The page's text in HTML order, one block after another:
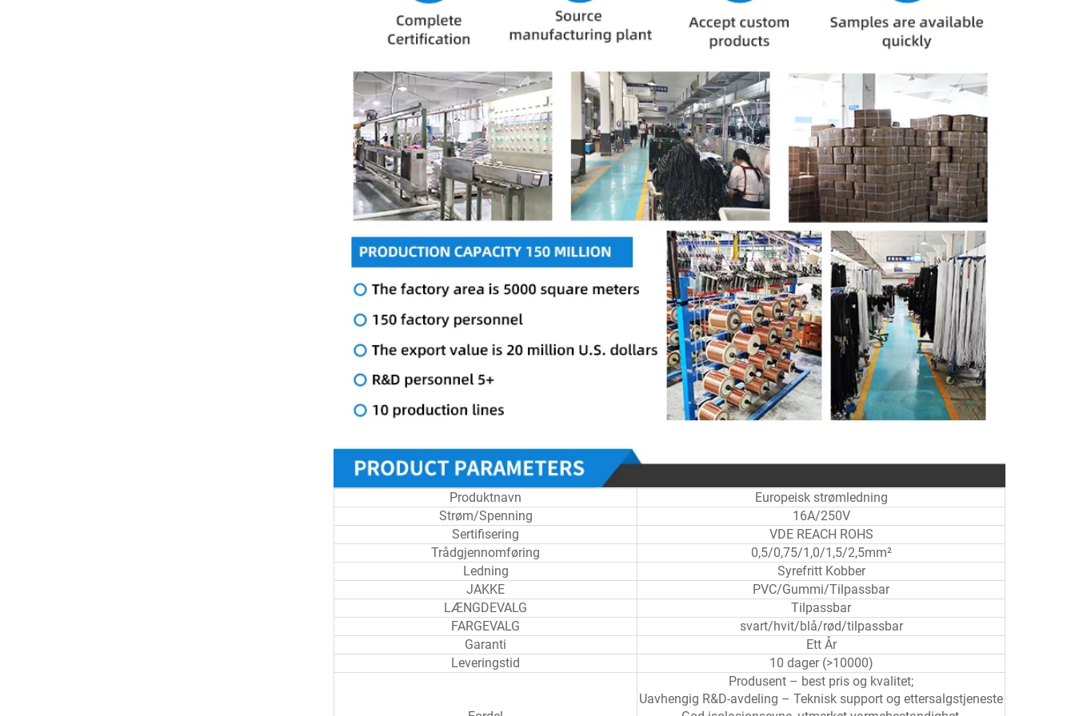
Produktnavn
Europeisk strømledning
Strøm/Spenning
16A/250V
Sertifisering
VDE REACH ROHS
Trådgjennomføring
0,5/0,75/1,0/1,5/2,5mm²
Ledning
Syrefritt Kobber
JAKKE
PVC/Gummi/Tilpassbar
LÆNGDEVALG
Tilpassbar
FARGEVALG
svart/hvit/blå/rød/tilpassbar
Garanti
Ett År
Leveringstid
10 dager (>10000)
Produsent – best pris og kvalitet;
Uavhengig R&D-avdeling – Teknisk support og ettersalgstjeneste